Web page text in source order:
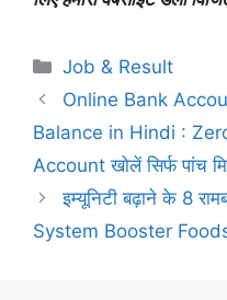
Job & Result
Online Bank
Balance in Hindi :
Account खोलें सिर्फ पांच
इम्यूनिटी बढ़ाने के 8
System Booster